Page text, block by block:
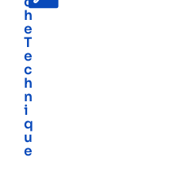
h
e
T
e
c
h
n
i
q
u
e